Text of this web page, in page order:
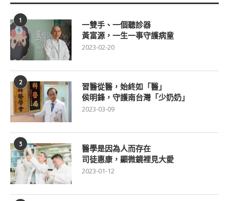
1
一雙手、一個聽診器
黃富源，一生一事守護病童
2023-02-20
2
習醫從醫，始終如「醫」
侯明鋒，守護南台灣「少奶奶」
2023-03-09
3
醫學是因為人而存在
司徒惠康，顯微鏡裡見大愛
2023-01-12